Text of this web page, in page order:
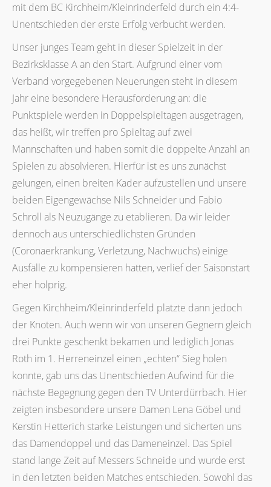
mit dem BC Kirchheim/Kleinrinderfeld durch ein 4:4-
Unentschieden der erste Erfolg verbucht werden.
Unser junges Team geht in dieser Spielzeit in der
Bezirksklasse A an den Start. Aufgrund einer vom
Verband vorgegebenen Neuerungen steht in diesem
Jahr eine besondere Herausforderung an: die
Punktspiele werden in Doppelspieltagen ausgetragen,
das heißt, wir treffen pro Spieltag auf zwei
Mannschaften und haben somit die doppelte Anzahl an
Spielen zu absolvieren. Hierfür ist es uns zunächst
gelungen, einen breiten Kader aufzustellen und unsere
beiden Eigengewächse Nils Schneider und Fabio
Schroll als Neuzugänge zu etablieren. Da wir leider
dennoch aus unterschiedlichsten Gründen
(Coronaerkrankung, Verletzung, Nachwuchs) einige
Ausfälle zu kompensieren hatten, verlief der Saisonstart
eher holprig.
Gegen Kirchheim/Kleinrinderfeld platzte dann jedoch
der Knoten. Auch wenn wir von unseren Gegnern gleich
drei Punkte geschenkt bekamen und lediglich Jonas
Roth im 1. Herreneinzel einen „echten“ Sieg holen
konnte, gab uns das Unentschieden Aufwind für die
nächste Begegnung gegen den TV Unterdürrbach. Hier
zeigten insbesondere unsere Damen Lena Göbel und
Kerstin Hetterich starke Leistungen und sicherten uns
das Damendoppel und das Dameneinzel. Das Spiel
stand lange Zeit auf Messers Schneide und wurde erst
in den letzten beiden Matches entschieden. Sowohl das